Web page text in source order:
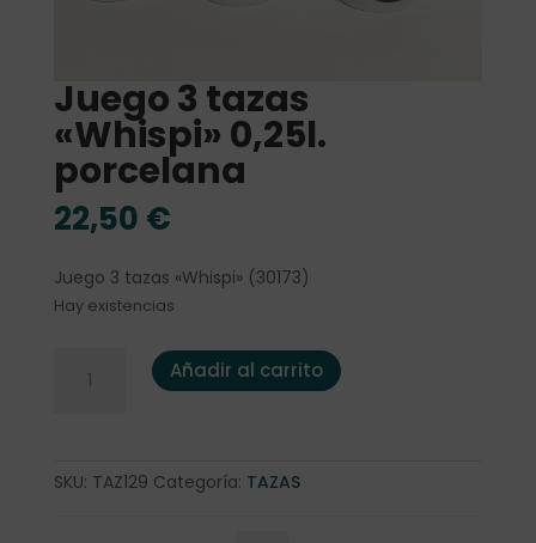
Juego 3 tazas
«Whispi» 0,25l.
porcelana
22,50 €
Juego 3 tazas «Whispi» (30173)
Hay existencias
Juego 3 tazas "Whispi" 0,25l. porcelana cantidad
Añadir al carrito
SKU: TAZ129 Categoría: TAZAS